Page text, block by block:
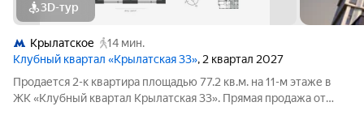
3D-тур
Крылатское
14 мин.
Клубный квартал «Крылатская 33», 2 квартал 2027
Продается 2-к квартира площадью 77.2 кв.м. на 11-м этаже в
ЖК «Клубный квартал Крылатская 33». Прямая продажа от